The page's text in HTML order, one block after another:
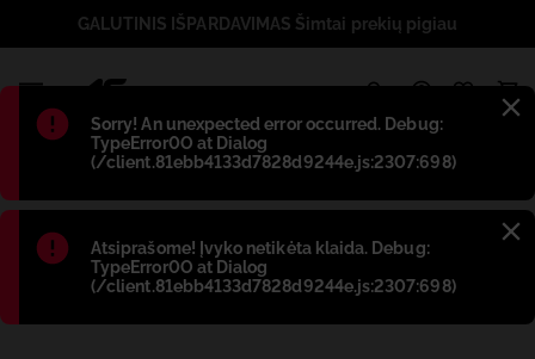
Błąd:
Sorry! An unexpected error occurred. Debug:
TypeError0O at Dialog
(/client.81ebb4133d7828d9244e.js:2307:698)
Błąd:
Atsiprašome! Įvyko netikėta klaida. Debug:
TypeError0O at Dialog
(/client.81ebb4133d7828d9244e.js:2307:698)
GALUTINIS IŠPARDAVIMAS Šimtai prekių pigiau